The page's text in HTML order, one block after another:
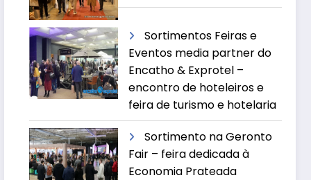
Sortimentos Feiras e
Eventos media partner do
Encatho & Exprotel –
encontro de hoteleiros e
feira de turismo e hotelaria
Sortimento na Geronto
Fair – feira dedicada à
Economia Prateada